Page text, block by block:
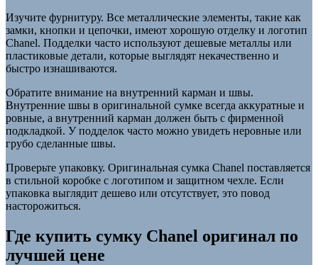
Изучите фурнитуру. Все металлические элементы, такие как
замки, кнопки и цепочки, имеют хорошую отделку и логотип
Chanel. Подделки часто используют дешевые металлы или
пластиковые детали, которые выглядят некачественно и
быстро изнашиваются.
Обратите внимание на внутренний карман и швы.
Внутренние швы в оригинальной сумке всегда аккуратные и
ровные, а внутренний карман должен быть с фирменной
подкладкой. У подделок часто можно увидеть неровные или
грубо сделанные швы.
Проверьте упаковку. Оригинальная сумка Chanel поставляется
в стильной коробке с логотипом и защитном чехле. Если
упаковка выглядит дешево или отсутствует, это повод
насторожиться.
Где купить сумку Chanel оригинал по
лучшей цене